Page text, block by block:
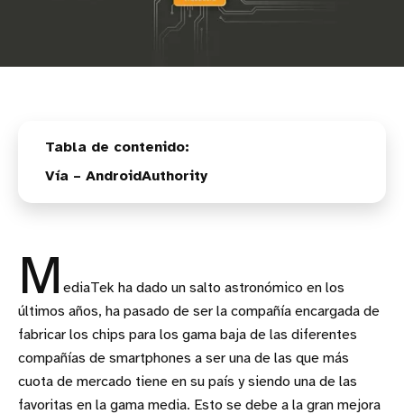
Vía – AndroidAuthority
M ediaTek ha dado un salto astronómico en los
últimos años, ha pasado de ser la compañía encargada de
fabricar los chips para los gama baja de las diferentes
compañías de smartphones a ser una de las que más
cuota de mercado tiene en su país y siendo una de las
favoritas en la gama media. Esto se debe a la gran mejora